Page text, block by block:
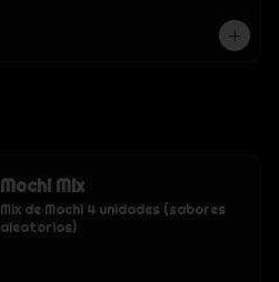
Mochi Mix
Mix de Mochi 4 unidades (sabores
aleatorios)